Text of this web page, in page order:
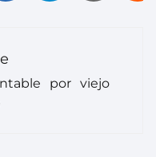
por viejo